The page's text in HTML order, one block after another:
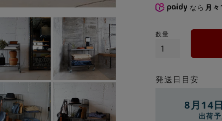
なら 月
発送日目安
8月14
出荷